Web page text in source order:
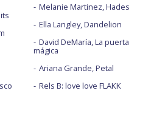
Melanie Martinez, Hades
Ella Langley, Dandelion
David DeMaría, La puerta
mágica
Ariana Grande, Petal
Rels B: love love FLAKK